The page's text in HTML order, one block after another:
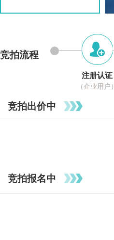
竞拍流程
注册认证
（企业用户）
竞拍出价中
竞拍报名中